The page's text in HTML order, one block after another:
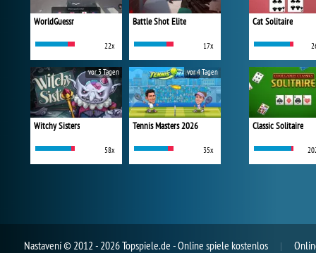
WorldGuessr
22x
Battle Shot Elite
17x
Witchy Sisters
58x
vor 3 Tagen
Tennis Masters 2026
35x
vor 4 Tagen
Cat Solitaire
Classic Solitaire
Nastavení© 2012 - 2026 Topspiele.de - Online spiele kostenlos